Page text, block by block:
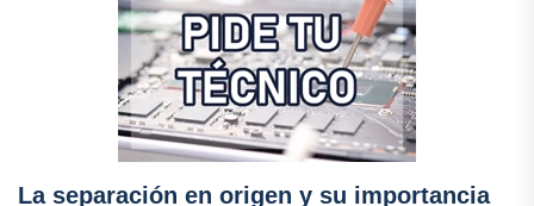
La separación en origen y su importancia